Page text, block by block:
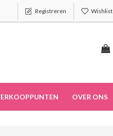
Registreren Wishlist
OVER ONS